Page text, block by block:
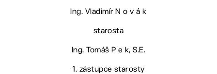
Ing. Vladimír N o v á k
starosta
Ing. Tomáš P e k, S.E.
1. zástupce starosty